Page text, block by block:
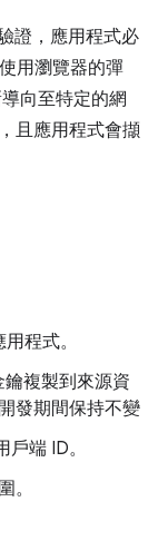
證，應用程式必
用瀏覽器的彈
向至特定的網
且應用程式會擷
程式。
鑰複製到來源資
發期間保持不變
端 ID。
。